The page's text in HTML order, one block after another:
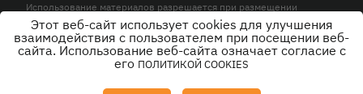
Использование материалов разрешается при размещении
активной гиперссылки на KP.UA в первом абзаце.
© ООО «ЮЛАВ МЕДИА»,2026. Все права защищены.
Этот веб-сайт использует cookies для улучшения
взаимодействия с пользователем при посещении веб-
сайта. Использование веб-сайта означает согласие с
его ПОЛИТИКОЙ COOKIES